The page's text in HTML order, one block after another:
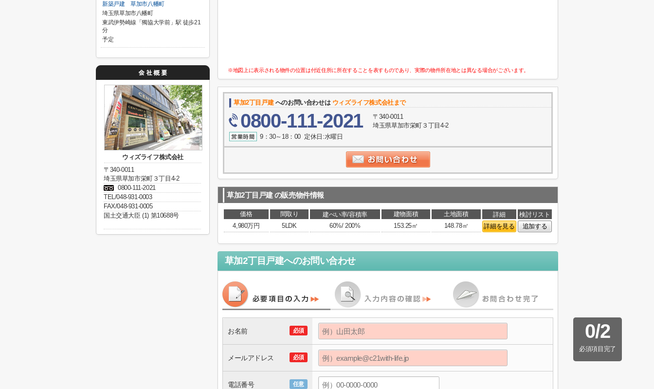
※地図上に表示される物件の位置は付近住所に所在することを表すものであり、実際の物件所在地とは異なる場合がございます。
草加2丁目戸建へのお問い合わせは ウィズライフ株式会社まで
0800-111-2021
〒340-0011
埼玉県草加市栄町３丁目4-2
9：30～18：00 定休日:水曜日
草加2丁目戸建の販売物件情報
価格 間取り 建ぺい率/容積率 建物面積 土地面積 詳細
検討リスト
4,980万円
5LDK 60%/ 200% 153.25㎡ 148.78㎡ 詳細を見る 追加する
草加2丁目戸建へのお問い合わせ
0/2
必須項目完了
必須
お名前
必須
メールアドレス
任意
電話番号
新築戸建 草加市八幡町
埼玉県草加市八幡町
東武伊勢崎線「獨協大学前」駅 徒歩21
分
予定
ウィズライフ株式会社
〒340-0011
埼玉県草加市栄町３丁目4-2
0800-111-2021
TEL/048-931-0003
FAX/048-931-0005
国土交通大臣 (1) 第10688号